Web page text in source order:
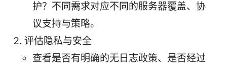
护？不同需求对应不同的服务器覆盖、协
议支持与策略。
评估隐私与安全
查看是否有明确的无日志政策、是否经过